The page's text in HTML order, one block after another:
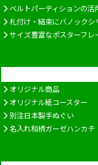
ベルトパーティションの活
札付け・結束にバノックシ
サイズ豊富なポスターフレ
オリジナル商品
オリジナル紙コースター
別注日本製手ぬぐい
名入れ和柄ガーゼハンカチ